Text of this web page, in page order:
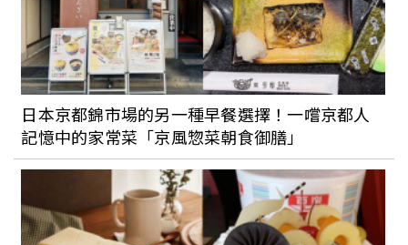
日本京都錦市場的另一種早餐選擇！一嚐京都人
記憶中的家常菜「京風惣菜朝食御膳」